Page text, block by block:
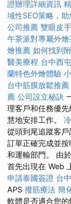
證辦理詳細資訊
域性SEO策略，
公司推薦 雙眼皮
午茶派對專屬外燴
燴推薦 如何找到
醫美療程 台中西
蘭特色外燴體驗
台中筋膜放鬆推薦
薦 公司設立秘訣
理客戶和任務優
慧地安排工作。
從頭到尾追蹤客
訂單正確完成並
和運輸部門。 由
首先出現在 Web
申請泰國簽證 台
APS 撥筋療法 簡
軟體是否適合您的